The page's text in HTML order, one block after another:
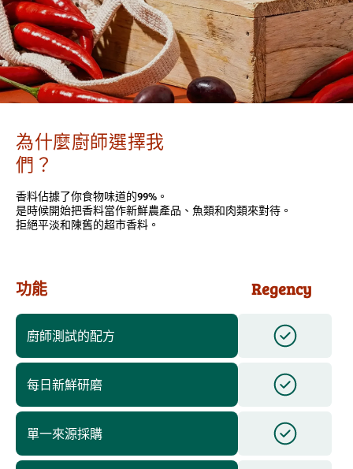
為什麼廚師選擇我
們？
香料佔據了你食物味道的99%。
是時候開始把香料當作新鮮農產品、魚類和肉類來對待。
拒絕平淡和陳舊的超市香料。
功能 Regency
廚師測試的配方
每日新鮮研磨
單一來源採購